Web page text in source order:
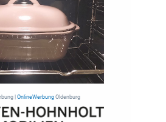
| OnlineWerbungOldenburg